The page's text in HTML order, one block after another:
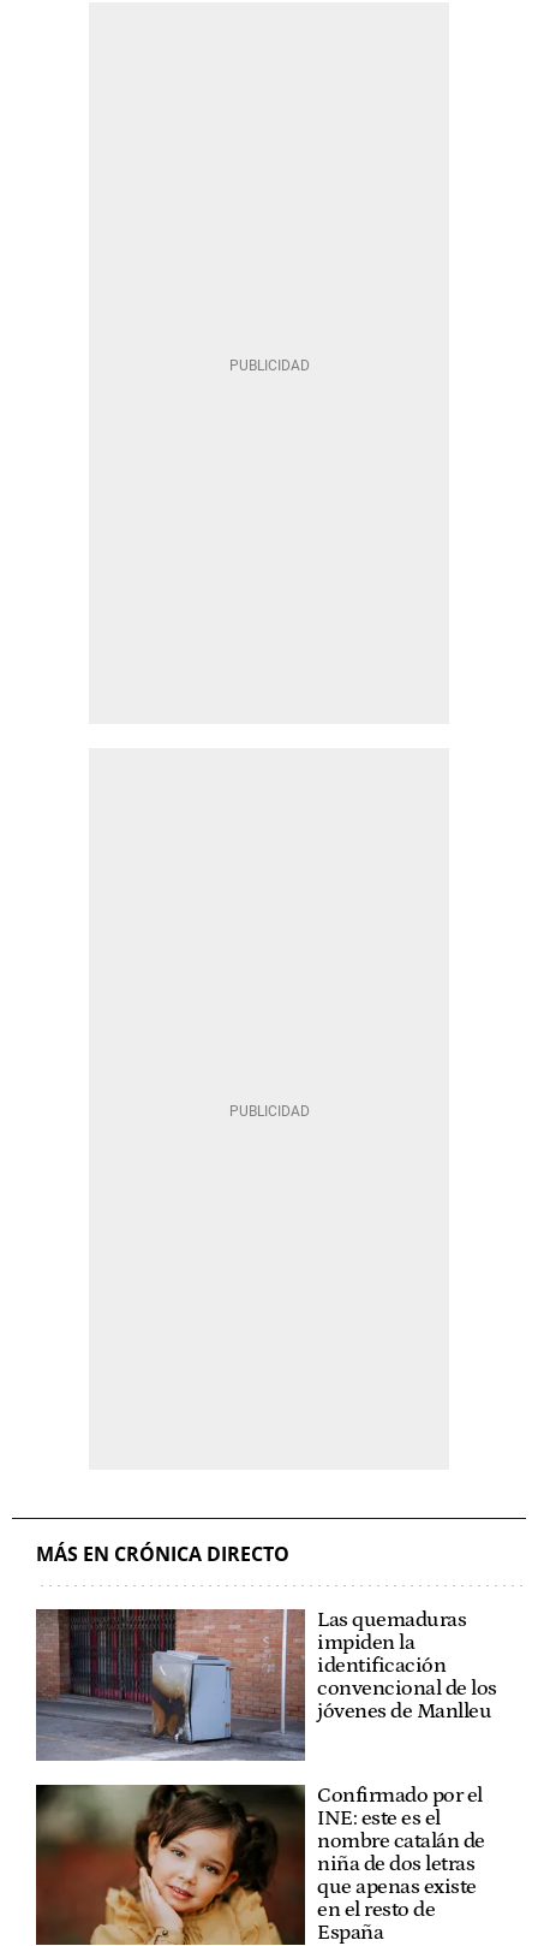
MÁS EN CRÓNICA DIRECTO
Las quemaduras
impiden la
identificación
convencional de los
jóvenes de Manlleu
Confirmado por el
INE: este es el
nombre catalán de
niña de dos letras
que apenas existe
en el resto de
España